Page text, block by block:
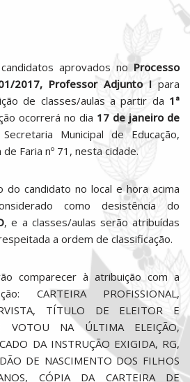
aprovados noProcesso
2017, Professor Adjunto Ipara
de classes/aulas a partir da 1ª
ocorrerá no dia 17 de janeiro de
Municipal de Educação,
Faria nº 71, nesta cidade.
do candidato no local e hora acima
como desistência do
, e a classes/aulas serão atribuídas
a ordem de classificação.
comparecer à atribuição com a
CARTEIRA PROFISSIONAL,
TÍTULO DE ELEITOR E
VOTOU NA ÚLTIMA ELEIÇÃO,
DA INSTRUÇÃO EXIGIDA, RG,
DE NASCIMENTO DOS FILHOS
CÓPIA DA CARTEIRA DE